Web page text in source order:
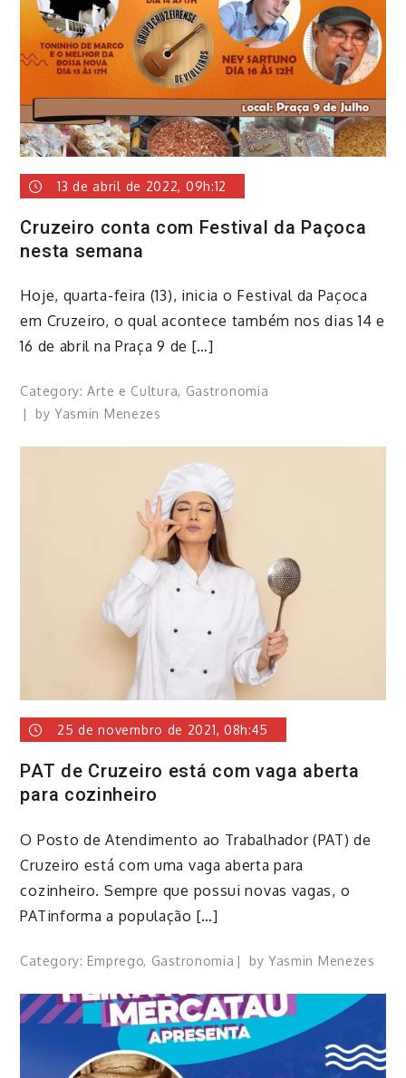
13 de abril de 2022, 09h:12
Cruzeiro conta com Festival da Paçoca
nesta semana
​Hoje, quarta-feira (13), inicia o Festival da Paçoca
em Cruzeiro, o qual acontece também nos dias 14 e
16 de abril na Praça 9 de […]
Category:Arte e Cultura, Gastronomia
by Yasmin Menezes
25 de novembro de 2021, 08h:45
PAT de Cruzeiro está com vaga aberta
para cozinheiro
​O Posto de Atendimento ao Trabalhador (PAT) de
Cruzeiro está com uma vaga aberta para
cozinheiro. Sempre que possui novas vagas, o
PATinforma a população […]
Category: Emprego, Gastronomia by Yasmin Menezes